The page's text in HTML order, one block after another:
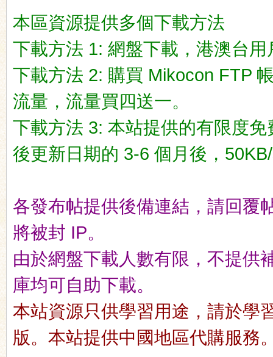
本區資源提供多個下載方法
下載方法 1: 網盤下載，港澳台
下載方法 2: 購買 Mikocon FTP
流量，流量買四送一。
下載方法 3: 本站提供的有限度
後更新日期的 3-6 個月後，
各發布帖提供後備連結，請回覆
將被封 IP。
由於網盤下載人數有限，不提供
庫均可自助下載。
本站資源只供學習用途，請於學
版。本站提供中國地區代購服務